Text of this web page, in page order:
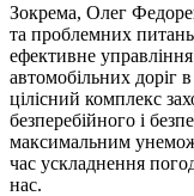
Зокрема, Олег
та проблемних питань
ефективне
автомобільних доріг
цілісний комплекс
безперебійного і
максимальним
час ускладнення
нас.